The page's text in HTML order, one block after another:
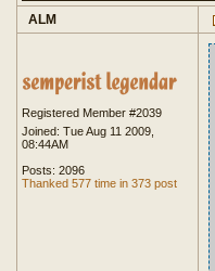
ALM
Registered Member #2039
Joined: Tue Aug 11 2009,
08:44AM
Posts: 2096
Thanked 577 time in 373 post